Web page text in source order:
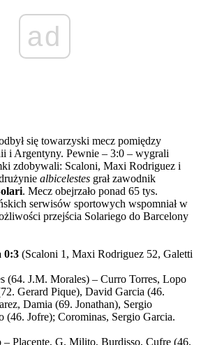
ad
się towarzyski mecz pomiędzy
i Argentyny. Pewnie – 3:0 – wygrali
zdobywali: Scaloni, Maxi Rodriguez i
albicelestes grał zawodnik
. Mecz obejrzało ponad 65 tys.
serwisów sportowych wspomniał w
przejścia Solariego do Barcelony
0:3 (Scaloni 1, Maxi Rodriguez 52, Galetti
(64. J.M. Morales) – Curro Torres, Lopo
Gerard Pique), David Garcia (46.
Damia (69. Jonathan), Sergio
(46. Jofre); Corominas, Sergio Garcia.
– Placente, G. Milito, Burdisso, Cufre (46.